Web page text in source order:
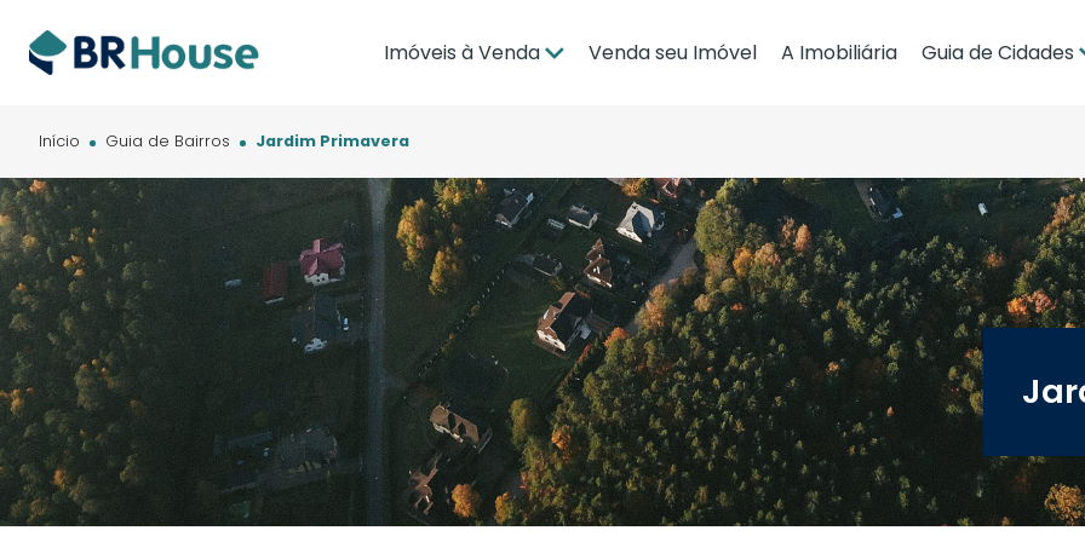
Imóveis à Venda
Imóveis em Cuiabá
Venda seu Imóvel A Imobiliária Guia de Cidades
Cuiabá
Guia de Regiões
Início Guia de Bairros Jardim Primavera